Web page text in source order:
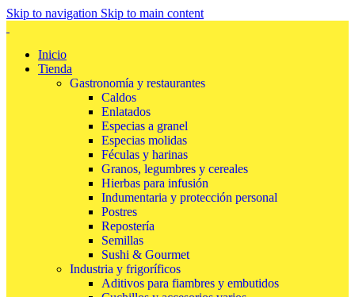
Skip to navigation Skip to main content
Inicio
Tienda
Gastronomía y restaurantes
Caldos
Enlatados
Especias a granel
Especias molidas
Féculas y harinas
Granos, legumbres y cereales
Hierbas para infusión
Indumentaria y protección personal
Postres
Repostería
Semillas
Sushi & Gourmet
Industria y frigoríficos
Aditivos para fiambres y embutidos